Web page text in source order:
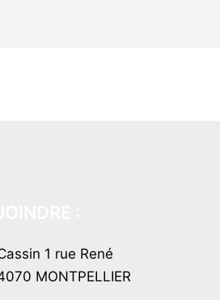
1 rue René
MONTPELLIER